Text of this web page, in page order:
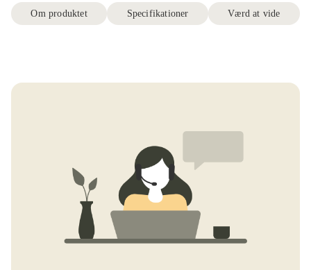
Om produktet Specifikationer Værd at vide